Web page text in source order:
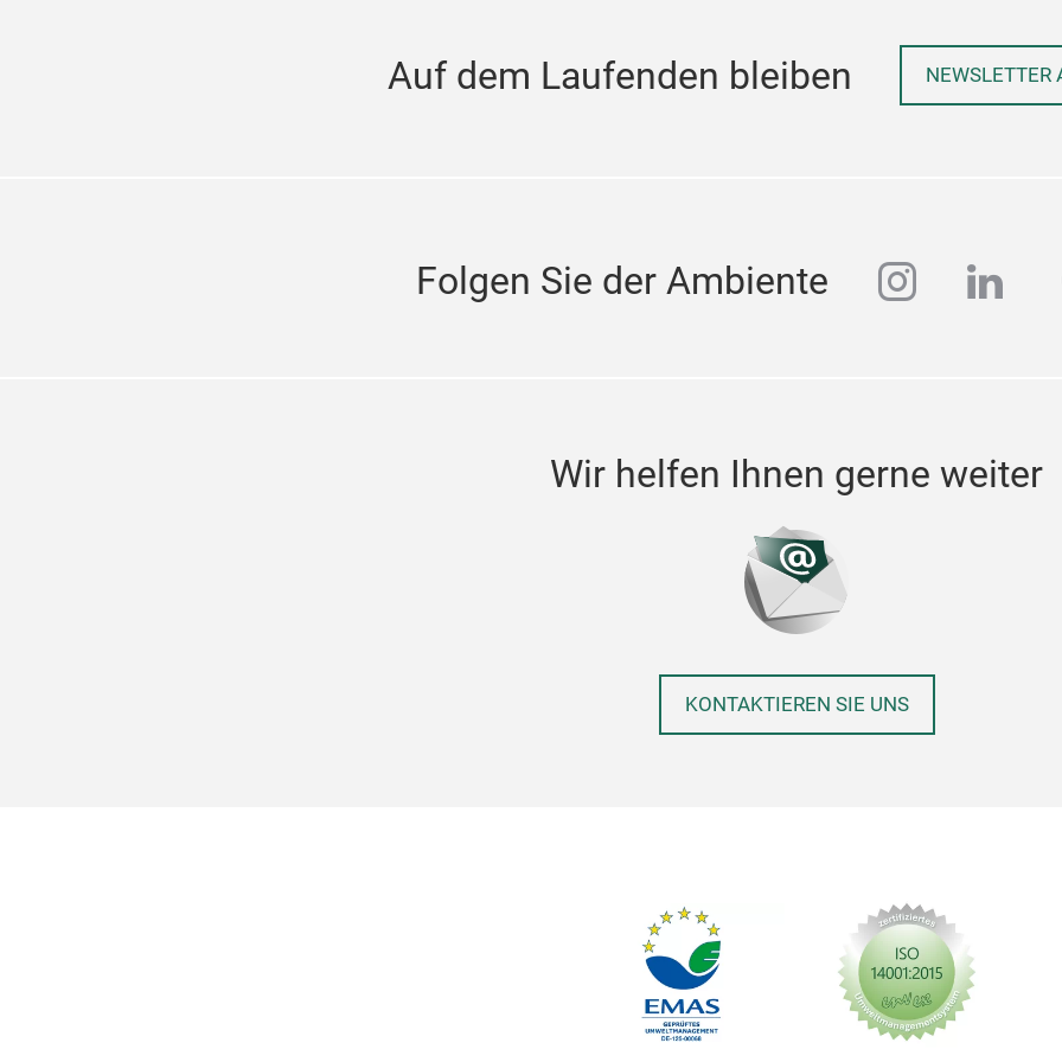
Auf dem Laufenden bleiben NEWSLETTER
Folgen Sie der Ambiente
Wir helfen Ihnen gerne weiter
KONTAKTIEREN SIE UNS